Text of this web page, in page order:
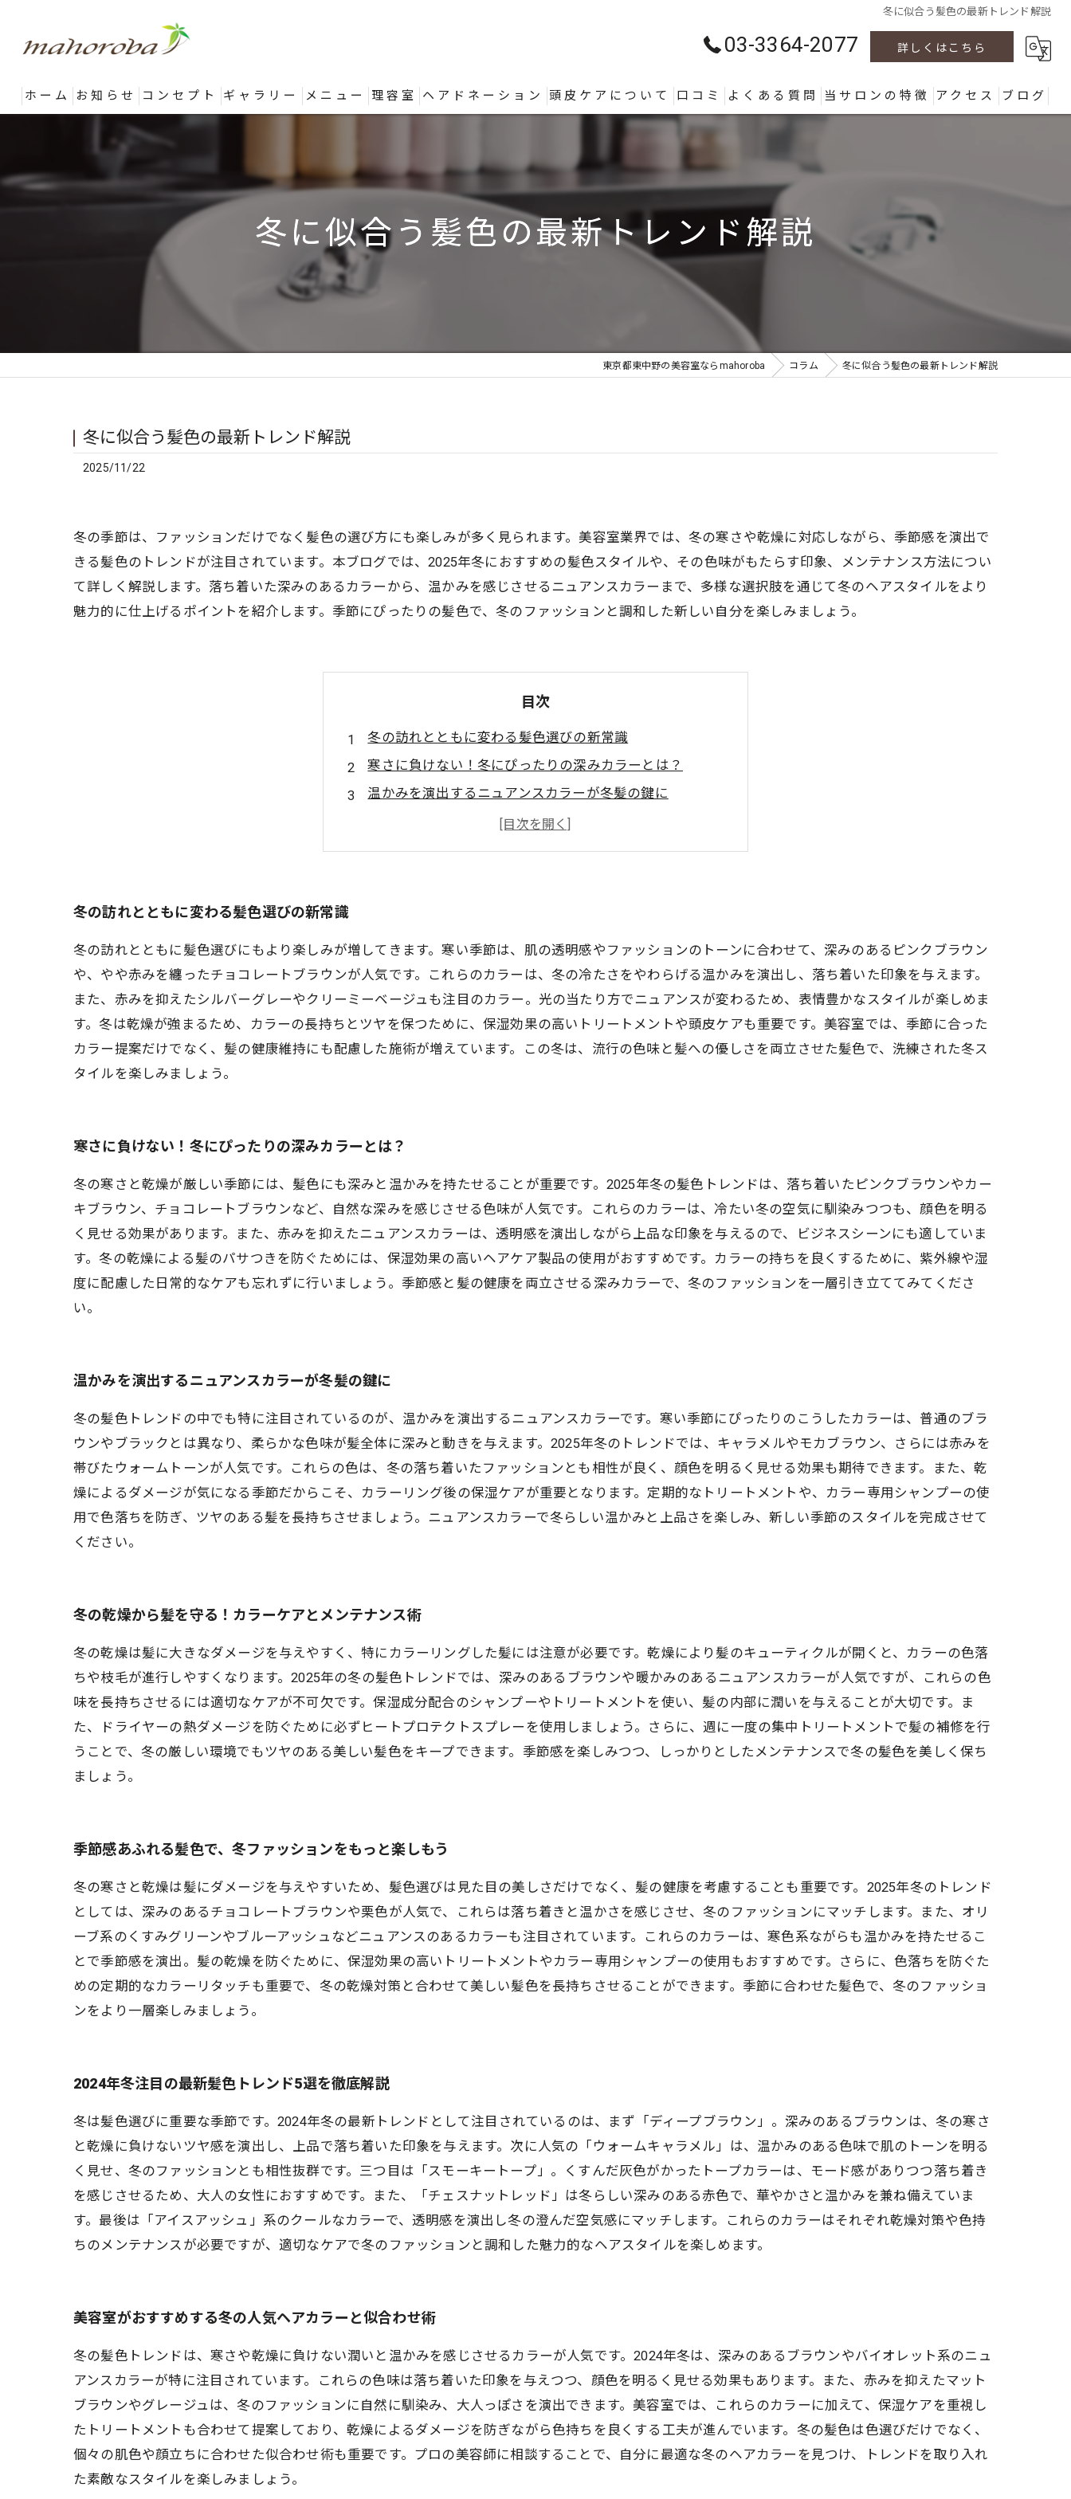
冬に似合う髪色の最新トレンド解説
03-3364-2077 詳しくはこちら
ホーム お知らせ コンセプト ギャラリー メニュー 理容室 ヘアドネーション 頭皮ケアについて 口コミ よくある質問 当サロンの特徴
ヘッドスパ
アクセス ブログ
冬に似合う髪色の最新トレンド解説
東京都東中野の美容室ならmahoroba コラム 冬に似合う髪色の最新トレンド解説
冬に似合う髪色の最新トレンド解説
2025/11/22
冬の季節は、ファッションだけでなく髪色の選び方にも楽しみが多く見られます。美容室業界では、冬の寒さや乾燥に対応しながら、季節感を演出で
きる髪色のトレンドが注目されています。本ブログでは、2025年冬におすすめの髪色スタイルや、その色味がもたらす印象、メンテナンス方法につい
て詳しく解説します。落ち着いた深みのあるカラーから、温かみを感じさせるニュアンスカラーまで、多様な選択肢を通じて冬のヘアスタイルをより
魅力的に仕上げるポイントを紹介します。季節にぴったりの髪色で、冬のファッションと調和した新しい自分を楽しみましょう。
目次
冬の訪れとともに変わる髪色選びの新常識
寒さに負けない！冬にぴったりの深みカラーとは？
温かみを演出するニュアンスカラーが冬髪の鍵に
冬の乾燥から髪を守る！カラーケアとメンテナンス術
季節感あふれる髪色で、冬ファッションをもっと楽しもう
冬の訪れとともに変わる髪色選びの新常識
冬の訪れとともに髪色選びにもより楽しみが増してきます。寒い季節は、肌の透明感やファッションのトーンに合わせて、深みのあるピンクブラウン
や、やや赤みを纏ったチョコレートブラウンが人気です。これらのカラーは、冬の冷たさをやわらげる温かみを演出し、落ち着いた印象を与えます。
また、赤みを抑えたシルバーグレーやクリーミーベージュも注目のカラー。光の当たり方でニュアンスが変わるため、表情豊かなスタイルが楽しめま
す。冬は乾燥が強まるため、カラーの長持ちとツヤを保つために、保湿効果の高いトリートメントや頭皮ケアも重要です。美容室では、季節に合った
カラー提案だけでなく、髪の健康維持にも配慮した施術が増えています。この冬は、流行の色味と髪への優しさを両立させた髪色で、洗練された冬ス
タイルを楽しみましょう。
寒さに負けない！冬にぴったりの深みカラーとは？
冬の寒さと乾燥が厳しい季節には、髪色にも深みと温かみを持たせることが重要です。2025年冬の髪色トレンドは、落ち着いたピンクブラウンやカー
キブラウン、チョコレートブラウンなど、自然な深みを感じさせる色味が人気です。これらのカラーは、冷たい冬の空気に馴染みつつも、顔色を明る
く見せる効果があります。また、赤みを抑えたニュアンスカラーは、透明感を演出しながら上品な印象を与えるので、ビジネスシーンにも適していま
す。冬の乾燥による髪のパサつきを防ぐためには、保湿効果の高いヘアケア製品の使用がおすすめです。カラーの持ちを良くするために、紫外線や湿
度に配慮した日常的なケアも忘れずに行いましょう。季節感と髪の健康を両立させる深みカラーで、冬のファッションを一層引き立ててみてくださ
い。
温かみを演出するニュアンスカラーが冬髪の鍵に
冬の髪色トレンドの中でも特に注目されているのが、温かみを演出するニュアンスカラーです。寒い季節にぴったりのこうしたカラーは、普通のブラ
ウンやブラックとは異なり、柔らかな色味が髪全体に深みと動きを与えます。2025年冬のトレンドでは、キャラメルやモカブラウン、さらには赤みを
帯びたウォームトーンが人気です。これらの色は、冬の落ち着いたファッションとも相性が良く、顔色を明るく見せる効果も期待できます。また、乾
燥によるダメージが気になる季節だからこそ、カラーリング後の保湿ケアが重要となります。定期的なトリートメントや、カラー専用シャンプーの使
用で色落ちを防ぎ、ツヤのある髪を長持ちさせましょう。ニュアンスカラーで冬らしい温かみと上品さを楽しみ、新しい季節のスタイルを完成させて
ください。
冬の乾燥から髪を守る！カラーケアとメンテナンス術
冬の乾燥は髪に大きなダメージを与えやすく、特にカラーリングした髪には注意が必要です。乾燥により髪のキューティクルが開くと、カラーの色落
ちや枝毛が進行しやすくなります。2025年の冬の髪色トレンドでは、深みのあるブラウンや暖かみのあるニュアンスカラーが人気ですが、これらの色
味を長持ちさせるには適切なケアが不可欠です。保湿成分配合のシャンプーやトリートメントを使い、髪の内部に潤いを与えることが大切です。ま
た、ドライヤーの熱ダメージを防ぐために必ずヒートプロテクトスプレーを使用しましょう。さらに、週に一度の集中トリートメントで髪の補修を行
うことで、冬の厳しい環境でもツヤのある美しい髪色をキープできます。季節感を楽しみつつ、しっかりとしたメンテナンスで冬の髪色を美しく保ち
ましょう。
季節感あふれる髪色で、冬ファッションをもっと楽しもう
冬の寒さと乾燥は髪にダメージを与えやすいため、髪色選びは見た目の美しさだけでなく、髪の健康を考慮することも重要です。2025年冬のトレンド
としては、深みのあるチョコレートブラウンや栗色が人気で、これらは落ち着きと温かさを感じさせ、冬のファッションにマッチします。また、オリ
ーブ系のくすみグリーンやブルーアッシュなどニュアンスのあるカラーも注目されています。これらのカラーは、寒色系ながらも温かみを持たせるこ
とで季節感を演出。髪の乾燥を防ぐために、保湿効果の高いトリートメントやカラー専用シャンプーの使用もおすすめです。さらに、色落ちを防ぐた
めの定期的なカラーリタッチも重要で、冬の乾燥対策と合わせて美しい髪色を長持ちさせることができます。季節に合わせた髪色で、冬のファッショ
ンをより一層楽しみましょう。
2024年冬注目の最新髪色トレンド5選を徹底解説
冬は髪色選びに重要な季節です。2024年冬の最新トレンドとして注目されているのは、まず「ディープブラウン」。深みのあるブラウンは、冬の寒さ
と乾燥に負けないツヤ感を演出し、上品で落ち着いた印象を与えます。次に人気の「ウォームキャラメル」は、温かみのある色味で肌のトーンを明る
く見せ、冬のファッションとも相性抜群です。三つ目は「スモーキートープ」。くすんだ灰色がかったトープカラーは、モード感がありつつ落ち着き
を感じさせるため、大人の女性におすすめです。また、「チェスナットレッド」は冬らしい深みのある赤色で、華やかさと温かみを兼ね備えていま
す。最後は「アイスアッシュ」系のクールなカラーで、透明感を演出し冬の澄んだ空気感にマッチします。これらのカラーはそれぞれ乾燥対策や色持
ちのメンテナンスが必要ですが、適切なケアで冬のファッションと調和した魅力的なヘアスタイルを楽しめます。
美容室がおすすめする冬の人気ヘアカラーと似合わせ術
冬の髪色トレンドは、寒さや乾燥に負けない潤いと温かみを感じさせるカラーが人気です。2024年冬は、深みのあるブラウンやバイオレット系のニュ
アンスカラーが特に注目されています。これらの色味は落ち着いた印象を与えつつ、顔色を明るく見せる効果もあります。また、赤みを抑えたマット
ブラウンやグレージュは、冬のファッションに自然に馴染み、大人っぽさを演出できます。美容室では、これらのカラーに加えて、保湿ケアを重視し
たトリートメントも合わせて提案しており、乾燥によるダメージを防ぎながら色持ちを良くする工夫が進んでいます。冬の髪色は色選びだけでなく、
個々の肌色や顔立ちに合わせた似合わせ術も重要です。プロの美容師に相談することで、自分に最適な冬のヘアカラーを見つけ、トレンドを取り入れ
た素敵なスタイルを楽しみましょう。
お問合せ・ご予約はお電話にて